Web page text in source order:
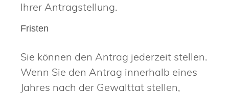
Ihrer Antragstellung.
Fristen
Sie können den Antrag jederzeit stellen.
Wenn Sie den Antrag innerhalb eines
Jahres nach der Gewalttat stellen,